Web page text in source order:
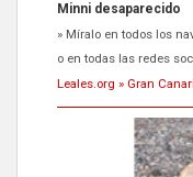
Siami Perdida
Se llama Siami,es
oreja,cariñosa,mimosa
Leales.org » Gran